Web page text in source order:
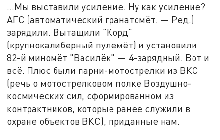
...Мы выставили усиление. Ну как усиление?
АГС (автоматический гранатомёт. — Ред.)
зарядили. Вытащили "Корд"
(крупнокалиберный пулемёт) и установили
82-й миномёт "Василёк" — 4-зарядный. Вот и
всё. Плюс были парни-мотострелки из ВКС
(речь о мотострелковом полке Воздушно-
космических сил, сформированном из
контрактников, которые ранее служили в
охране объектов ВКС), приданные нам.